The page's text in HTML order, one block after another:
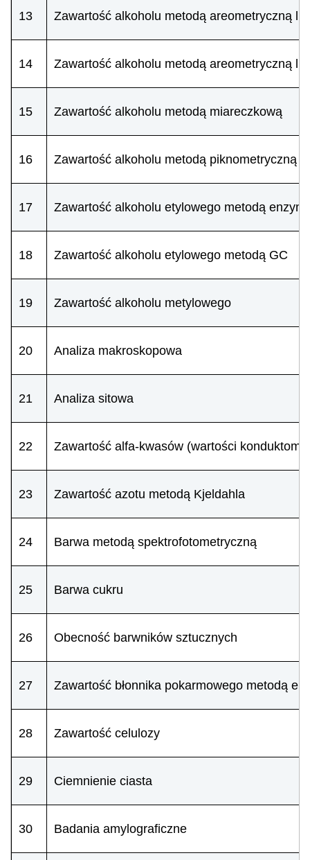
13 Zawartość alkoholu metodą areometryczną
14 Zawartość alkoholu metodą areometryczną
15 Zawartość alkoholu metodą miareczkową
16 Zawartość alkoholu metodą piknometryczną
17 Zawartość alkoholu etylowego metodą
18 Zawartość alkoholu etylowego metodą GC
19 Zawartość alkoholu metylowego
20 Analiza makroskopowa
21 Analiza sitowa
22 Zawartość alfa-kwasów (wartości
23 Zawartość azotu metodą Kjeldahla
24 Barwa metodą spektrofotometryczną
25 Barwa cukru
26 Obecność barwników sztucznych
27 Zawartość błonnika pokarmowego metodą
28 Zawartość celulozy
29 Ciemnienie ciasta
30 Badania amylograficzne